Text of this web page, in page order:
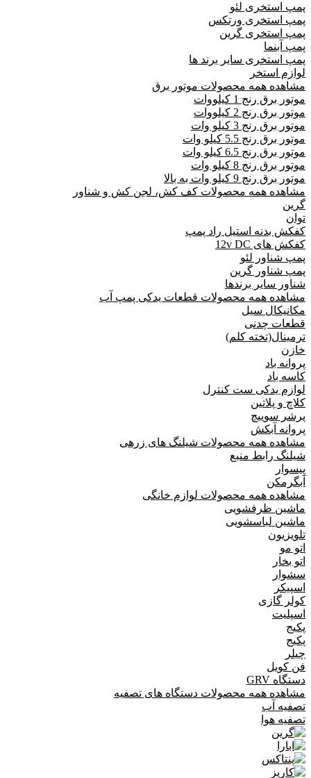
پمپ استخری لئو
پمپ استخری ورتکس
پمپ استخری گرین
پمپ آبنما
پمپ استخری سایر برند ها
لوازم استخر
مشاهده همه محصولات موتور برق
موتور برق رنج 1 کیلووات
موتور برق رنج 2 کیلووات
موتور برق رنج 3 کیلو وات
موتور برق رنج 5.5 کیلو وات
موتور برق رنج 6.5 کیلو وات
موتور برق رنج 8 کیلو وات
موتور برق رنج 9 کیلو وات به بالا
مشاهده همه محصولات کف کش، لجن کش و شناور
گرین
توان
کفکش بدنه استیل راد پمپ
کفکش های 12v DC
پمپ شناور لئو
پمپ شناور گرین
شناور سایر برندها
مشاهده همه محصولات قطعات یدکی پمپ آب
مکانیکال سیل
قطعات چدنی
ترمینال(تخته کلم)
خازن
پروانه باد
کاسه باد
لوازم یدکی ست کنترل
کلاچ و پلاتین
پرشر سوییچ
پروانه آبکش
مشاهده همه محصولات شیلنگ های زرهی
شیلنگ رابط منبع
پیسوار
آبگرمکن
مشاهده همه محصولات لوازم خانگی
ماشین ظرفشویی
ماشین لباسشویی
تلویزیون
اتو مو
اتو بخار
سشوار
اسپیکر
کولر گازی
اسپلیت
پکیج
پکیج
چیلر
فن کویل
دستگاه GRV
مشاهده همه محصولات دستگاه های تصفیه
تصفیه آب
تصفیه هوا